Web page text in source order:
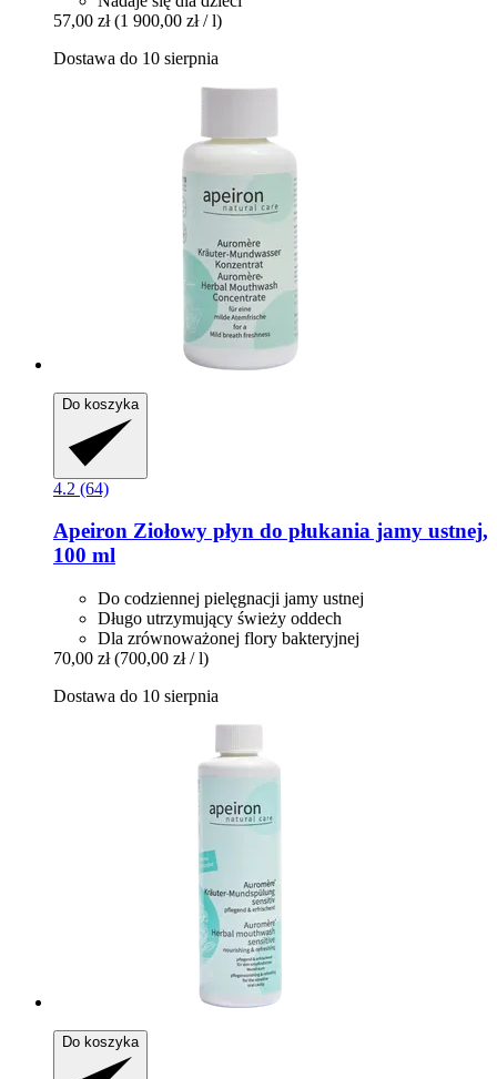
57,00 zł (1 900,00 zł / l)
Dostawa do 10 sierpnia
Do koszyka
4.2 (64)
Apeiron Ziołowy płyn do płukania jamy ustnej,
100 ml
Do codziennej pielęgnacji jamy ustnej
Długo utrzymujący świeży oddech
Dla zrównoważonej flory bakteryjnej
70,00 zł (700,00 zł / l)
Dostawa do 10 sierpnia
Do koszyka